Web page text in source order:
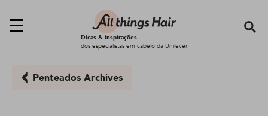
Dicas & inspirações
dos especialistas em cabelo da Unilever
Penteados Archives